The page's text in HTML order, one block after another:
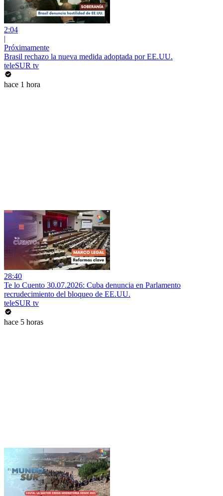
2:04
|
Próximamente
Brasil rechazo la nueva medida adoptada por EE.UU.
teleSUR tv
hace 1 hora
28:40
Te lo Cuento 30.07.2026: Cuba denuncia en Parlamento
recrudecimiento del bloqueo de EE.UU.
teleSUR tv
hace 5 horas